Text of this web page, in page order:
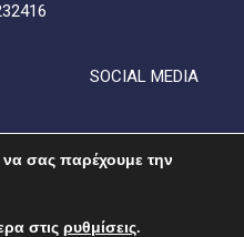
SOCIAL MEDIA
σας παρέχουμε την
στις ρυθμίσεις.